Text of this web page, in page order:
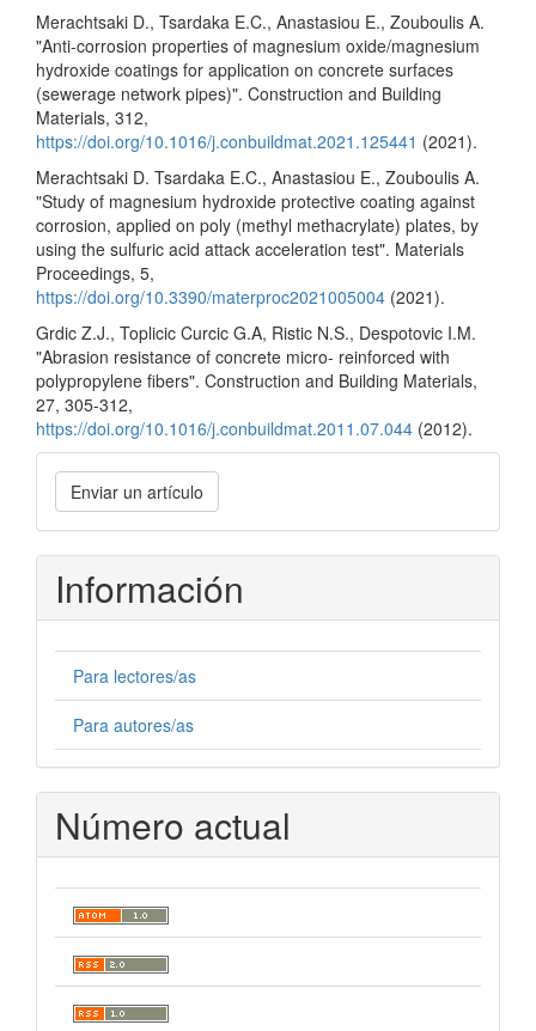
Merachtsaki D., Tsardaka E.C., Anastasiou E., Zouboulis A.
"Anti-corrosion properties of magnesium oxide/magnesium
hydroxide coatings for application on concrete surfaces
(sewerage network pipes)". Construction and Building
Materials, 312,
https://doi.org/10.1016/j.conbuildmat.2021.125441 (2021).
Merachtsaki D. Tsardaka E.C., Anastasiou E., Zouboulis A.
"Study of magnesium hydroxide protective coating against
corrosion, applied on poly (methyl methacrylate) plates, by
using the sulfuric acid attack acceleration test". Materials
Proceedings, 5,
https://doi.org/10.3390/materproc2021005004 (2021).
Grdic Z.J., Toplicic Curcic G.A, Ristic N.S., Despotovic I.M.
"Abrasion resistance of concrete micro- reinforced with
polypropylene fibers". Construction and Building Materials,
27, 305-312,
https://doi.org/10.1016/j.conbuildmat.2011.07.044 (2012).
Enviar
un
artículo
Enviar un artículo
Información
Para lectores/as
Para autores/as
Número actual